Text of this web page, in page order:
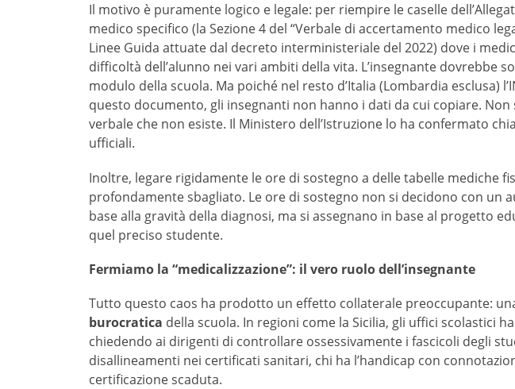
Il motivo è puramente logico e legale: per riempire le caselle
medico specifico (la Sezione 4 del “Verbale di accertamento medico
Linee Guida attuate dal decreto interministeriale del 2022) dove i
difficoltà dell’alunno nei vari ambiti della vita. L’insegnante dovrebbe
modulo della scuola. Ma poiché nel resto d’Italia (Lombardia esclusa)
questo documento, gli insegnanti non hanno i dati da cui copiare.
verbale che non esiste. Il Ministero dell’Istruzione lo ha confermato
ufficiali.
Inoltre, legare rigidamente le ore di sostegno a delle tabelle mediche
profondamente sbagliato. Le ore di sostegno non si decidono con un
base alla gravità della diagnosi, ma si assegnano in base al progetto
quel preciso studente.
Fermiamo la “medicalizzazione”: il vero ruolo dell’insegnante
Tutto questo caos ha prodotto un effetto collaterale preoccupante:
burocratica della scuola. In regioni come la Sicilia, gli uffici scolastici
chiedendo ai dirigenti di controllare ossessivamente i fascicoli degli
disallineamenti nei certificati sanitari, chi ha l’handicap con
certificazione scaduta.